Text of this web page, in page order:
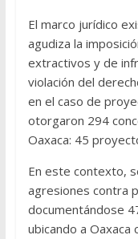
El marco jurídico
agudiza la
extractivos y de
violación del
en el caso de
otorgaron 294
Oaxaca: 45
En este contexto,
agresiones contra
documentándose
ubicando a Oaxaca